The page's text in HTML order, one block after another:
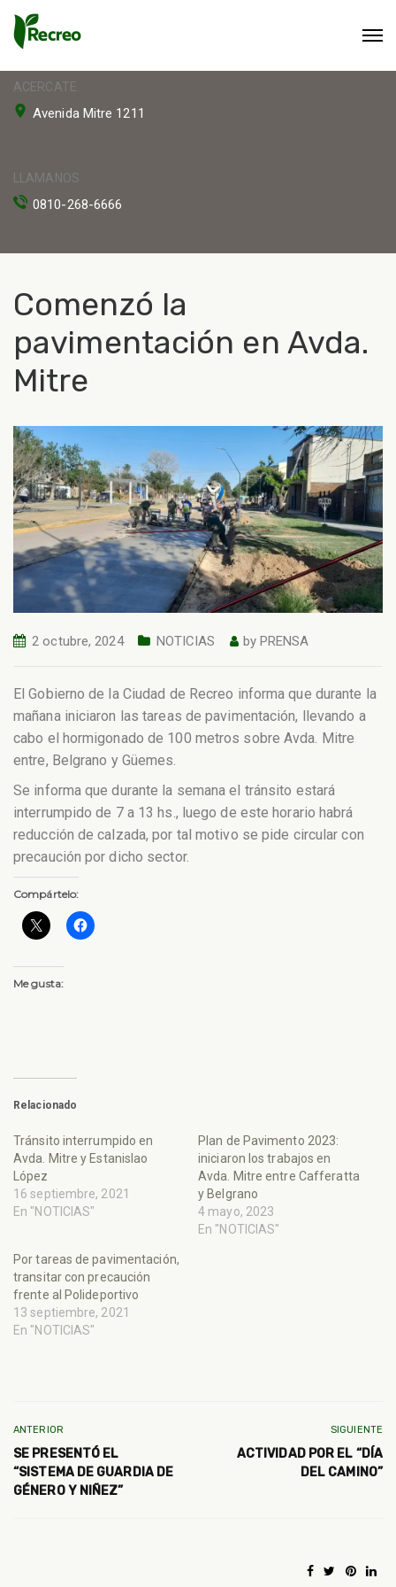
ACERCATE
Avenida Mitre 1211
LLAMANOS
0810-268-6666
Comenzó la
pavimentación en Avda.
Mitre
2 octubre, 2024 NOTICIAS by PRENSA
El Gobierno de la Ciudad de Recreo informa que durante la
mañana iniciaron las tareas de pavimentación, llevando a
cabo el hormigonado de 100 metros sobre Avda. Mitre
entre, Belgrano y Güemes.
Se informa que durante la semana el tránsito estará
interrumpido de 7 a 13 hs., luego de este horario habrá
reducción de calzada, por tal motivo se pide circular con
precaución por dicho sector.
Compártelo:
Me gusta:
Relacionado
Tránsito interrumpido en
Avda. Mitre y Estanislao
López
16 septiembre, 2021
En "NOTICIAS"
Plan de Pavimento 2023:
iniciaron los trabajos en
Avda. Mitre entre Cafferatta
y Belgrano
4 mayo, 2023
En "NOTICIAS"
Por tareas de pavimentación,
transitar con precaución
frente al Polideportivo
13 septiembre, 2021
En "NOTICIAS"
ANTERIOR
SE PRESENTÓ EL
“SISTEMA DE GUARDIA DE
GÉNERO Y NIÑEZ”
SIGUIENTE
ACTIVIDAD POR EL “DÍA
DEL CAMINO”